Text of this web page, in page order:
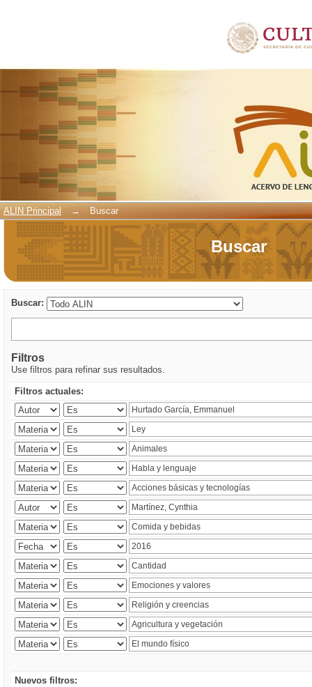
ALIN Principal → Buscar
Buscar
Buscar:
Filtros
Use filtros para refinar sus resultados.
Filtros actuales:
Nuevos filtros: